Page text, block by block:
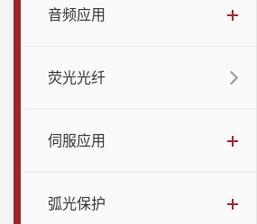
音频应用
荧光光纤
伺服应用
弧光保护